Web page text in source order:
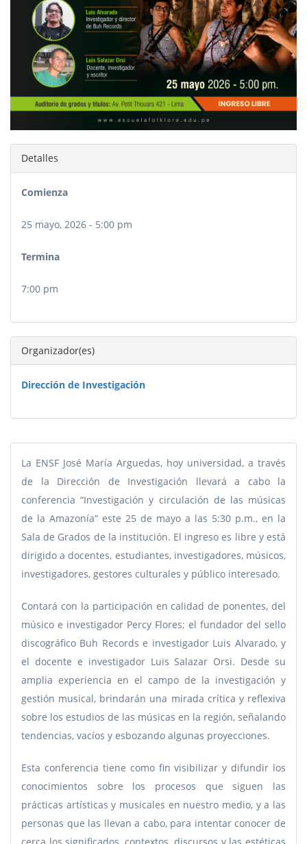
Detalles
Comienza
25 mayo, 2026 - 5:00 pm
Termina
7:00 pm
Organizador(es)
Dirección de Investigación
La ENSF José María Arguedas, hoy universidad, a través
de la Dirección de Investigación llevará a cabo la
conferencia “Investigación y circulación de las músicas
de la Amazonía” este 25 de mayo a las 5:30 p.m., en la
Sala de Grados de la institución. El ingreso es libre y está
dirigido a docentes, estudiantes, investigadores, músicos,
investigadores, gestores culturales y público interesado.
Contará con la participación en calidad de ponentes, del
músico e investigador Percy Flores; el fundador del sello
discográfico Buh Records e investigador Luis Alvarado, y
el docente e investigador Luis Salazar Orsi. Desde su
amplia experiencia en el campo de la investigación y
gestión musical, brindarán una mirada crítica y reflexiva
sobre los estudios de las músicas en la región, señalando
tendencias, vacíos y esbozando algunas proyecciones.
Esta conferencia tiene como fin visibilizar y difundir los
conocimientos sobre los procesos que siguen las
prácticas artísticas y musicales en nuestro medio, y a las
personas que las llevan a cabo, para intentar conocer de